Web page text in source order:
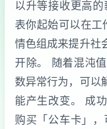
以升等接收更高
表你起始可以在工
情色组成来提升社
开除。 随着混沌
数异常行为，可以
能产生改变。 成
购买「公车卡」